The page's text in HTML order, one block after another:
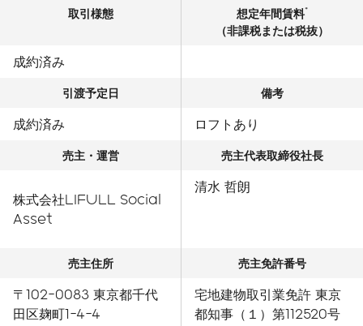
取引様態
成約済み
想定年間賃料*
（非課税または税抜）
引渡予定日
成約済み
備考
ロフトあり
売主・運営
株式会社LIFULL Social
Asset
売主代表取締役社長
清水 哲朗
売主住所
〒102-0083 東京都千代
田区麹町1-4-4
売主免許番号
宅地建物取引業免許 東京
都知事（１）第112520号